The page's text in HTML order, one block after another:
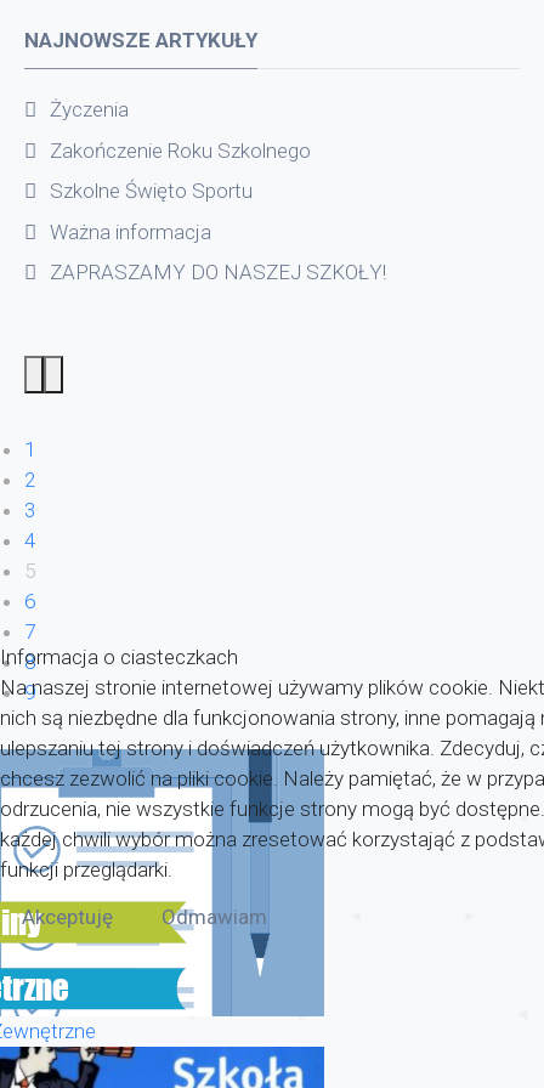
NAJNOWSZE ARTYKUŁY
Życzenia
Zakończenie Roku Szkolnego
Szkolne Święto Sportu
Ważna informacja
ZAPRASZAMY DO NASZEJ SZKOŁY!
1
2
3
4
5
6
7
8
9
Informacja o ciasteczkach
Na naszej stronie internetowej używamy plików cookie.
nich są niezbędne dla funkcjonowania strony, inne pomagają
ulepszaniu tej strony i doświadczeń użytkownika. Zdecyduj,
chcesz zezwolić na pliki cookie. Należy pamiętać, że w
odrzucenia, nie wszystkie funkcje strony mogą być
każdej chwili wybór można zresetować korzystająć z
funkcji przeglądarki.
Akceptuję
Odmawiam